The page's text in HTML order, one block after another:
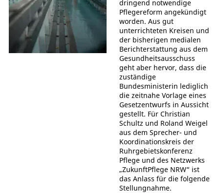
dringend notwendige
Pflegereform angekündigt
worden. Aus gut
unterrichteten Kreisen und
der bisherigen medialen
Berichterstattung aus dem
Gesundheitsausschuss
geht aber hervor, dass die
zuständige
Bundesministerin lediglich
die zeitnahe Vorlage eines
Gesetzentwurfs in Aussicht
gestellt. Für Christian
Schultz und Roland Weigel
aus dem Sprecher- und
Koordinationskreis der
Ruhrgebietskonferenz
Pflege und des Netzwerks
„ZukunftPflege NRW“ ist
das Anlass für die folgende
Stellungnahme.